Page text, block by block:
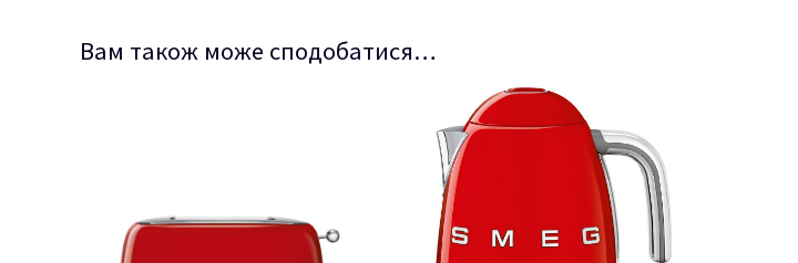
Вам також може сподобатися…